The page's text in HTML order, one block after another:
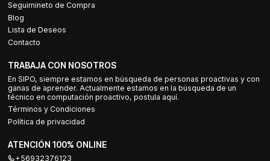
Seguimineto de Compra
Blog
Lista de Deseos
Contacto
TRABAJA CON NOSOTROS
En SIPO, siempre estamos en búsqueda de personas proactivas y con
ganas de aprender. Actualmente estamos en la búsqueda de un
técnico en computación proactivo, postula aquí.
Términos y Condiciones
Política de privacidad
ATENCIÓN 100% ONLINE
+56932376123